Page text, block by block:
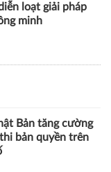
loạt giải pháp
minh
Bản tăng cường
bản quyền trên